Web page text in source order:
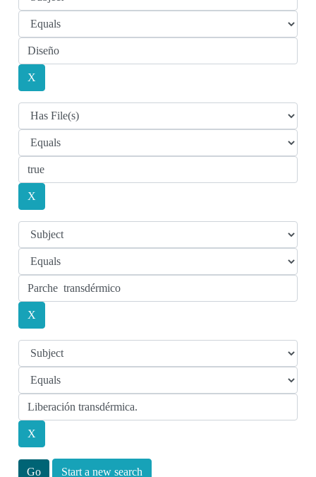
Start a new search